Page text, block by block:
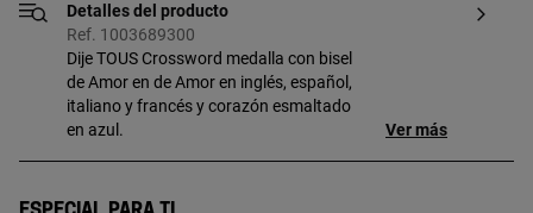
Detalles del producto
Ref. 1003689300
Dije TOUS Crossword medalla con bisel
de Amor en de Amor en inglés, español,
italiano y francés y corazón esmaltado
en azul.
Ver más